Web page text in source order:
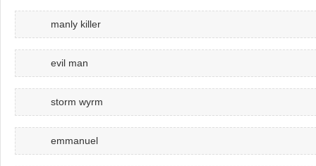
manly killer
evil man
storm wyrm
emmanuel